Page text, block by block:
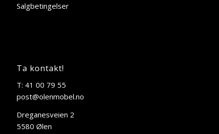
Salgbetingelser
Ta kontakt!
T: 41 00 79 55
post@olenmobel.no
Dreganesveien 2
5580 Ølen